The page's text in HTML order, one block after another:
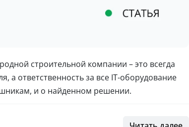
строительной компании – это всегда
а ответственность за все IT-оборудование
и о найденном решении.